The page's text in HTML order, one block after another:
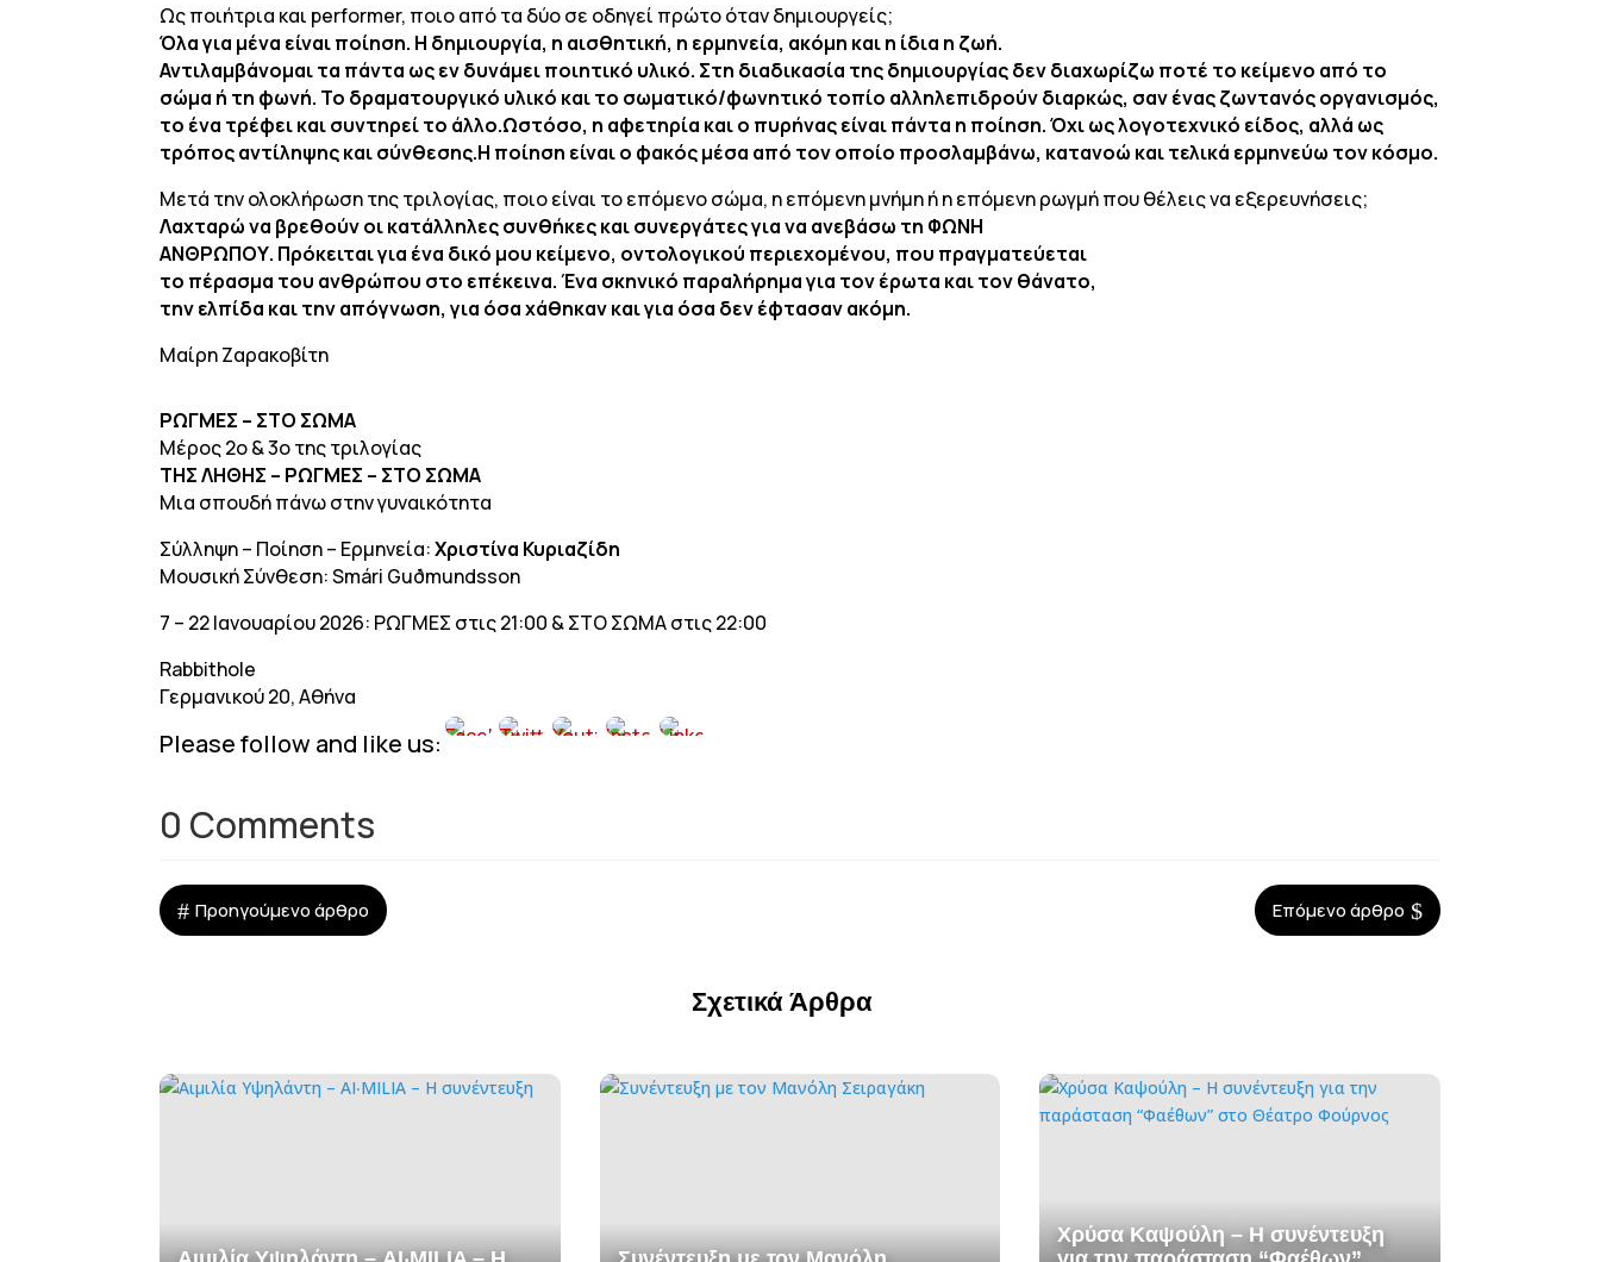
Ως ποιήτρια και performer, ποιο από τα δύο σε οδηγεί πρώτο όταν δημιουργείς;
Όλα για μένα είναι ποίηση. Η δημιουργία, η αισθητική, η ερμηνεία, ακόμη και η ίδια η ζωή.
Αντιλαμβάνομαι τα πάντα ως εν δυνάμει ποιητικό υλικό. Στη διαδικασία της δημιουργίας δεν διαχωρίζω ποτέ το κείμενο από το
σώμα ή τη φωνή. Το δραματουργικό υλικό και το σωματικό/φωνητικό τοπίο αλληλεπιδρούν διαρκώς, σαν ένας ζωντανός οργανισμός,
το ένα τρέφει και συντηρεί το άλλο.Ωστόσο, η αφετηρία και ο πυρήνας είναι πάντα η ποίηση. Όχι ως λογοτεχνικό είδος, αλλά ως
τρόπος αντίληψης και σύνθεσης.Η ποίηση είναι ο φακός μέσα από τον οποίο προσλαμβάνω, κατανοώ και τελικά ερμηνεύω τον κόσμο.
Mετά την ολοκλήρωση της τριλογίας, ποιο είναι το επόμενο σώμα, η επόμενη μνήμη ή η επόμενη ρωγμή που θέλεις να εξερευνήσεις;
Λαχταρώ να βρεθούν οι κατάλληλες συνθήκες και συνεργάτες για να ανεβάσω τη ΦΩΝΗ
ΑΝΘΡΩΠΟΥ. Πρόκειται για ένα δικό μου κείμενο, οντολογικού περιεχομένου, που πραγματεύεται
το πέρασμα του ανθρώπου στο επέκεινα. Ένα σκηνικό παραλήρημα για τον έρωτα και τον θάνατο,
την ελπίδα και την απόγνωση, για όσα χάθηκαν και για όσα δεν έφτασανακόμη.
Μαίρη Ζαρακοβίτη
ΡΩΓΜΕΣ – ΣΤΟ ΣΩΜΑ
Μέρος 2ο & 3ο της τριλογίας
ΤΗΣ ΛΗΘΗΣ – ΡΩΓΜΕΣ – ΣΤΟ ΣΩΜΑ
Μια σπουδή πάνω στην γυναικότητα
Σύλληψη – Ποίηση – Ερμηνεία:Χριστίνα Κυριαζίδη
Μουσική Σύνθεση: Smári Guðmundsson
7 – 22 Ιανουαρίου 2026: ΡΩΓΜΕΣ στις 21:00 & ΣΤΟ ΣΩΜΑ στις 22:00
Rabbithole
Γερμανικού 20, Αθήνα
Please follow and like us:
0 Comments
# Προηγούμενο άρθρο Επόμενο άρθρο $
Σχετικά Άρθρα
Χρύσα Καψούλη – Η συνέντευξη